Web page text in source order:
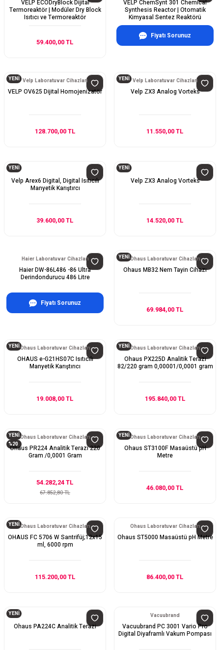
VELP ECODryBlock Dijital
Termoreaktör | Modüler Dry Block
Isıtıcı ve Termoreaktör
59.400,00 TL
VELP ChemSynt 301 Chemical
Synthesis Reactor | Otomatik
Kimyasal Sentez Reaktörü
Fiyatı Sorunuz
YENİ Velp Laboratuvar Cihazları
VELP OV625 Dijital Homojenizatör
128.700,00 TL
YENİ Velp Laboratuvar Cihazları
Velp ZX3 Analog Vorteks
11.550,00 TL
YENİ
Velp Arex6 Digital, Digital Isıtıcılı
Manyetik Karıştırcı
39.600,00 TL
YENİ
Velp ZX3 Analog Vorteks
14.520,00 TL
Haier Laboratuvar Cihazları
Haier DW-86L486 -86 Ultra
Derindondurucu 486 Litre
Fiyatı Sorunuz
YENİOhaus Laboratuvar Cihazları
Ohaus MB32 Nem Tayin Cihazı
69.984,00 TL
YENİOhaus Laboratuvar Cihazları
OHAUS e-G21HS07C Isıtıcılı
Manyetik Karıştırıcı
19.008,00 TL
YENİOhaus Laboratuvar Cihazları
Ohaus PX225D Analitik Terazi
82/220 gram 0,00001/0,0001 gram
195.840,00 TL
YENİ
%20
Ohaus Laboratuvar Cihazları
Ohaus PR224 Analitik Terazi 220
Gram /0,0001 Gram
54.282,24 TL
67.852,80 TL
YENİOhaus Laboratuvar Cihazları
Ohaus ST3100F Masaüstü pH
Metre
46.080,00 TL
YENİOhaus Laboratuvar Cihazları
OHAUS FC 5706 W Santrifüj;12x15
ml, 6000 rpm
115.200,00 TL
Ohaus Laboratuvar Cihazları
Ohaus ST5000 Masaüstü pH Metre
86.400,00 TL
YENİ
Ohaus PA224C Analitik Terazi
Vacuubrand
Vacuubrand PC 3001 Vario Pro
Digital Diyaframlı Vakum Pompası